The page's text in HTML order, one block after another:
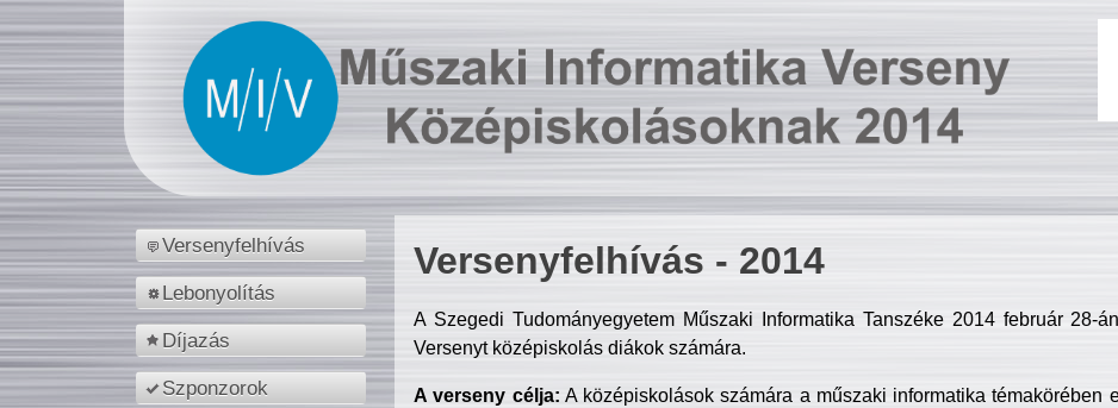
Versenyfelhívás
Lebonyolítás
Díjazás
Szponzorok
Versenyfelhívás - 2014
A Szegedi Tudományegyetem Műszaki Informatika Tanszéke 2014 február 28-
Versenyt középiskolás diákok számára.
A verseny célja: A középiskolások számára a műszaki informatika témakörében